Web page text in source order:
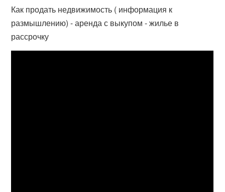
Как продать недвижимость ( информация к
размышлению) - аренда с выкупом - жилье в
рассрочку